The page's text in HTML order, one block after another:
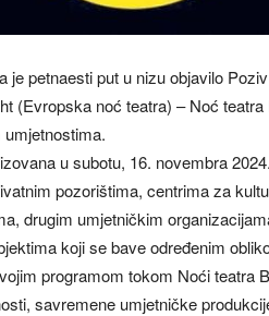
je petnaesti put u nizu objavilo
(Evropska noć teatra) – Noć
u subotu, 16. novembra
pozorištima, centrima za
drugim umjetničkim
koji se bave određenim
programom tokom Noći teatra
savremene umjetničke